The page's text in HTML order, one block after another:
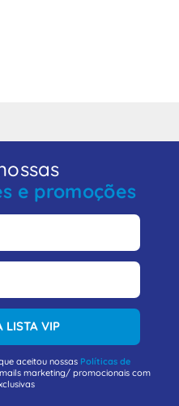
e promoções
LISTA VIP
aceitou nossas Políticas de
marketing/ promocionais com